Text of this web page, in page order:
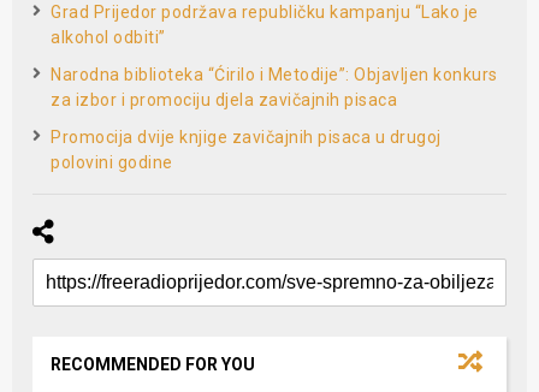
Grad Prijedor podržava republičku kampanju “Lako je
alkohol odbiti”
Narodna biblioteka “Ćirilo i Metodije”: Objavljen konkurs
za izbor i promociju djela zavičajnih pisaca
Promocija dvije knjige zavičajnih pisaca u drugoj
polovini godine
RECOMMENDED FOR YOU